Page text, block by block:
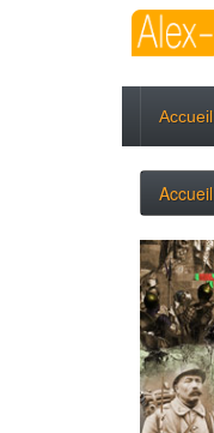
Accueil
Accueil